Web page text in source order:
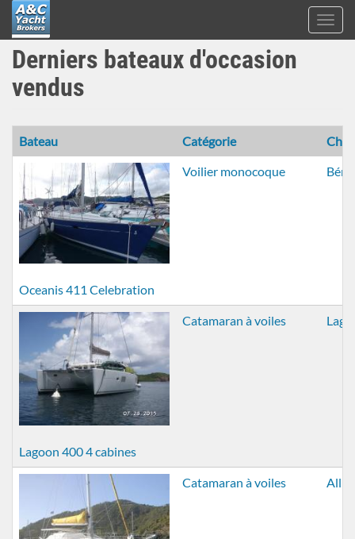
Aller
contenu
A&C
Yacht
Brokers
Derniers bateaux d'occasion
vendus
Bateau Catégorie
Oceanis 411 Celebration
Voilier monocoque
Lagoon 400 4 cabines
Catamaran à voiles
Catamaran à voiles